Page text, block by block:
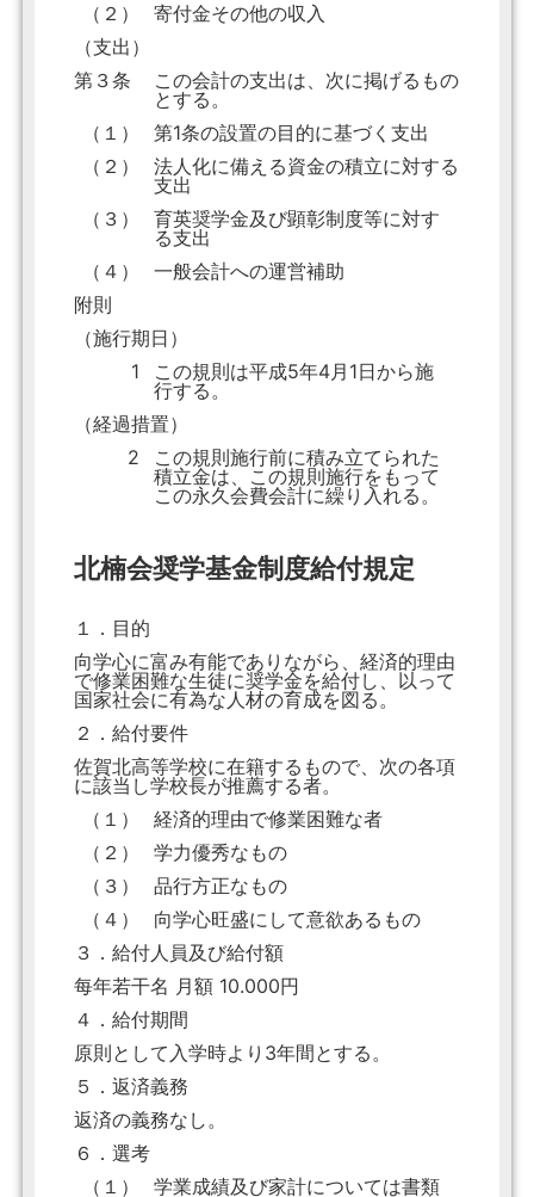
（２）
寄付金その他の収入
（支出）
第３条
この会計の支出は、次に掲げるもの
とする。
（１）
第1条の設置の目的に基づく支出
（２）
法人化に備える資金の積立に対する
支出
（３）
育英奨学金及び顕彰制度等に対す
る支出
（４）
一般会計への運営補助
附則
（施行期日）
1
この規則は平成5年4月1日から施
行する。
（経過措置）
2
この規則施行前に積み立てられた
積立金は、この規則施行をもって
この永久会費会計に繰り入れる。
北楠会奨学基金制度給付規定
１．目的
向学心に富み有能でありながら、経済的理由
で修業困難な生徒に奨学金を給付し、以って
国家社会に有為な人材の育成を図る。
２．給付要件
佐賀北高等学校に在籍するもので、次の各項
に該当し学校長が推薦する者。
（１）
経済的理由で修業困難な者
（２）
学力優秀なもの
（３）
品行方正なもの
（４）
向学心旺盛にして意欲あるもの
３．給付人員及び給付額
每年若干名 月額 10.000円
４．給付期間
原則として入学時より3年間とする。
５．返済義務
返済の義務なし。
６．選考
（１）
学業成績及び家計については書類